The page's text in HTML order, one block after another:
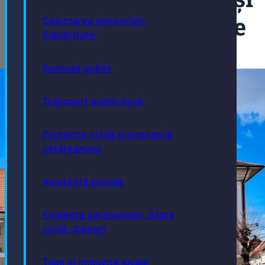
Colectarea deșeurilor.
Salubritate
Iluminat public
Transport public local
Protecție civilă și siguranța
cetățeanului
Asistență socială
Evidența persoanelor. Stare
civilă. Alegeri
Taxe și impozite locale
lucrări de deviere